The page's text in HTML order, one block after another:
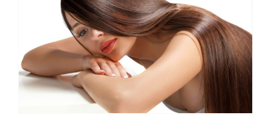
Cosmética Y Tratamientos
Galería